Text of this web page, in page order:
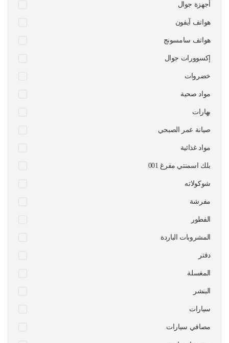
أجهزة جوال
هواتف آيفون
هواتف سامسونج
إكسوورات جوال
خضروات
مواد صحية
بهارات
صيانة عمر الصبحي
مواد غذائية
بلك اسمنتي مفرغ 001
شوكولاته
مفرشة
الفطور
المشروبات الباردة
دفتر
المغسلة
البنشر
سيارات
مصافي سيارات